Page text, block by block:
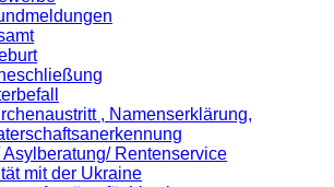
, Namenserklärung,
Asylberatung/ Rentenservice
mit der Ukraine